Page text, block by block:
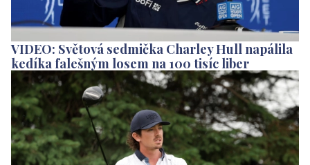
VIDEO: Světová sedmička Charley Hull napálila
kedíka falešným losem na 100 tisíc liber